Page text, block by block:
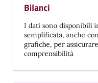
Bilanci
I dati sono disponibili
semplificata, anche
grafiche, per
comprensibilità